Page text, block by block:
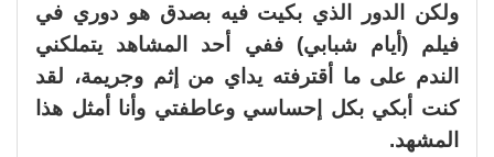
ولكن الدور الذي بكيت فيه بصدق هو دوري في
فيلم (أيام شبابي) ففي أحد المشاهد يتملكني
الندم على ما أقترفته يداي من إثم وجريمة، لقد
كنت أبكي بكل إحساسي وعاطفتي وأنا أمثل هذا
المشهد.